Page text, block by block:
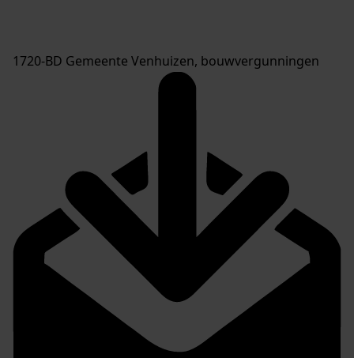
1720-BD Gemeente Venhuizen, bouwvergunningen